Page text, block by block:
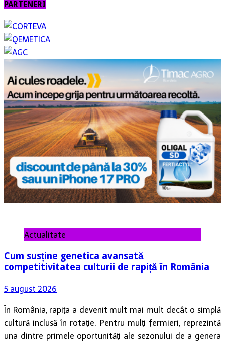
PARTENERI
Actualitate
Cum susține genetica avansată
competitivitatea culturii de rapiță în România
5 august 2026
În România, rapița a devenit mult mai mult decât o simplă
cultură inclusă în rotație. Pentru mulți fermieri, reprezintă
una dintre primele oportunități ale sezonului de a genera